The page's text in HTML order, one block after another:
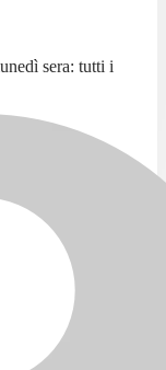
sera: tutti i